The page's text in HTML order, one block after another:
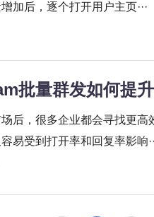
加后，逐个打开用户主页···
批量群发如何提
后，很多企业都会寻找更
易受到打开率和回复率影响